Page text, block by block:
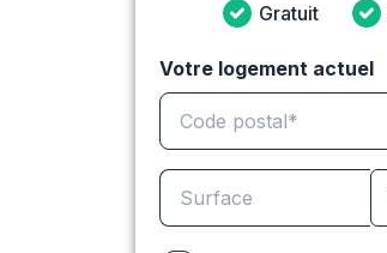
Gratuit
Votre logement actuel